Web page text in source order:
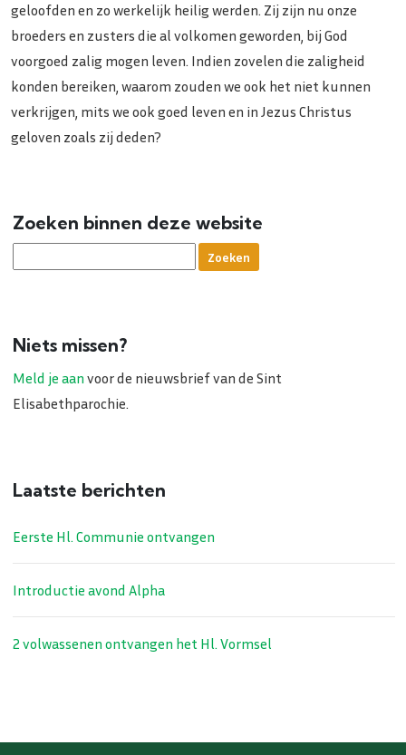
geloofden en zo werkelijk heilig werden. Zij zijn nu onze
broeders en zusters die al volkomen geworden, bij God
voorgoed zalig mogen leven. Indien zovelen die zaligheid
konden bereiken, waarom zouden we ook het niet kunnen
verkrijgen, mits we ook goed leven en in Jezus Christus
geloven zoals zij deden?
Zoeken binnen deze website
Niets missen?
Meld je aan voor de nieuwsbrief van de Sint
Elisabethparochie.
Laatste berichten
Eerste Hl. Communie ontvangen
Introductie avond Alpha
2 volwassenen ontvangen het Hl. Vormsel